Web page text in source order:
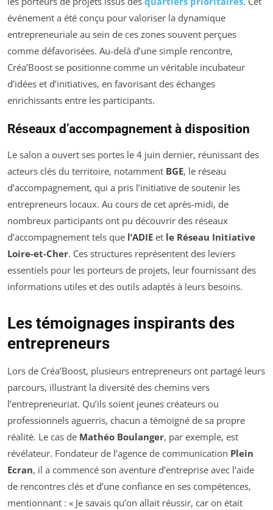
événement a été conçu pour valoriser la dynamique
entrepreneuriale au sein de ces zones souvent perçues
comme défavorisées. Au-delà d’une simple rencontre,
Créa’Boost se positionne comme un véritable incubateur
d’idées et d’initiatives, en favorisant des échanges
enrichissants entre les participants.
Réseaux d’accompagnement à disposition
Le salon a ouvert ses portes le 4 juin dernier, réunissant des
acteurs clés du territoire, notamment BGE, le réseau
d’accompagnement, qui a pris l’initiative de soutenir les
entrepreneurs locaux. Au cours de cet après-midi, de
nombreux participants ont pu découvrir des réseaux
d’accompagnement tels que l’ADIE et le Réseau Initiative
Loire-et-Cher. Ces structures représentent des leviers
essentiels pour les porteurs de projets, leur fournissant des
informations utiles et des outils adaptés à leurs besoins.
Les témoignages inspirants des
entrepreneurs
Lors de Créa’Boost, plusieurs entrepreneurs ont partagé leurs
parcours, illustrant la diversité des chemins vers
l’entrepreneuriat. Qu’ils soient jeunes créateurs ou
professionnels aguerris, chacun a témoigné de sa propre
réalité. Le cas de Mathéo Boulanger, par exemple, est
révélateur. Fondateur de l’agence de communication Plein
Ecran, il a commencé son aventure d’entreprise avec l’aide
de rencontres clés et d’une confiance en ses compétences,
mentionnant : « Je savais qu’on allait réussir, car on était